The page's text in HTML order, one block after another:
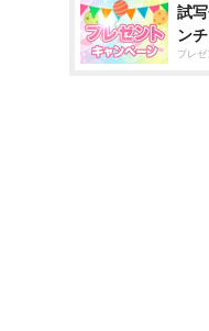
試
ン
プレゼ